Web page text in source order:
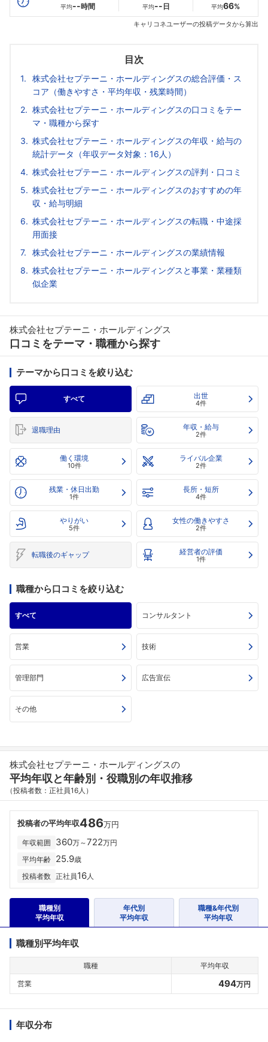
平均--時間 平均-- 日 平均66%
キャリコネユーザーの投稿データから算出
目次
株式会社セプテーニ・ホールディングスの総合評価・ス
コア（働きやすさ・平均年収・残業時間）
株式会社セプテーニ・ホールディングスの口コミをテー
マ・職種から探す
株式会社セプテーニ・ホールディングスの年収・給与の
統計データ（年収データ対象：16人）
株式会社セプテーニ・ホールディングスの評判・口コミ
株式会社セプテーニ・ホールディングスのおすすめの年
収・給与明細
株式会社セプテーニ・ホールディングスの転職・中途採
用面接
株式会社セプテーニ・ホールディングスの業績情報
株式会社セプテーニ・ホールディングスと事業・業種類
似企業
株式会社セプテーニ・ホールディングス
口コミをテーマ・職種から探す
テーマから口コミを絞り込む
すべて 出世
4件
退職理由 年収・給与
2件
働く環境
10件
ライバル企業
2件
残業・休日出勤
1件
長所・短所
4件
やりがい
5件
女性の働きやすさ
2件
転職後のギャップ 経営者の評価
1件
職種から口コミを絞り込む
すべて コンサルタント
営業 技術
管理部門 広告宣伝
その他
株式会社セプテーニ・ホールディングスの
平均年収と年齢別・役職別の年収推移
（投稿者数：正社員16人）
投稿者の平均年収486万円
年収範囲 360万～722万円
平均年齢 25.9歳
投稿者数 正社員16人
職種別
平均年収
年代別
平均年収
職種&年代別
平均年収
職種別平均年収
職種
平均年収
営業
494万円
年収分布